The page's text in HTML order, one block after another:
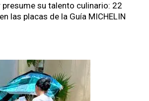
presume su talento culinario: 22
las placas de la Guía MICHELIN